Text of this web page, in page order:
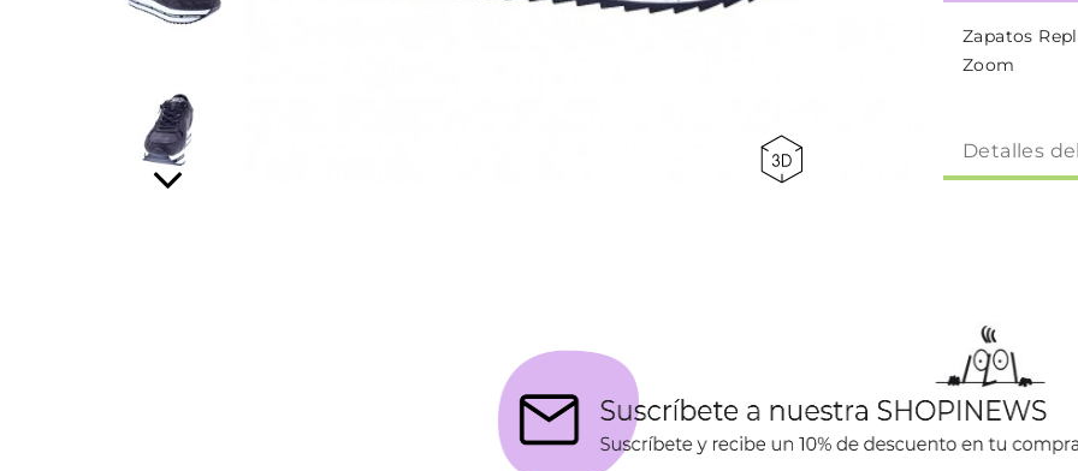
Zapatos
Zoom
Detalles